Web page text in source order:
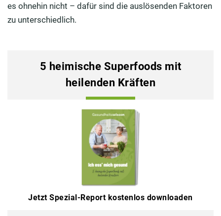
es ohnehin nicht – dafür sind die auslösenden Faktoren
zu unterschiedlich.